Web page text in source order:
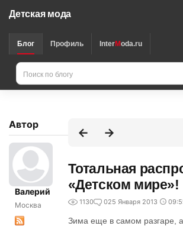
Детская мода
Блог Профиль InterModa.ru
Автор
Валерий
Москва
Тотальная
«Детском мире»!
1130 025 Января 2013
Зима еще в самом разгаре,